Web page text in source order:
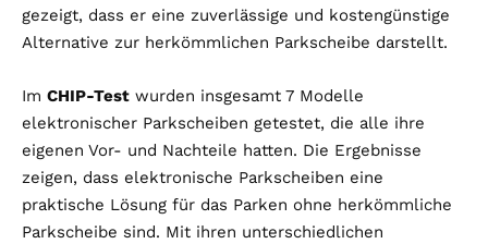
gezeigt, dass er eine zuverlässige und kostengünstige
Alternative zur herkömmlichen Parkscheibe darstellt.
Im CHIP-Test wurden insgesamt 7 Modelle
elektronischer Parkscheiben getestet, die alle ihre
eigenen Vor- und Nachteile hatten. Die Ergebnisse
zeigen, dass elektronische Parkscheiben eine
praktische Lösung für das Parken ohne herkömmliche
Parkscheibe sind. Mit ihren unterschiedlichen